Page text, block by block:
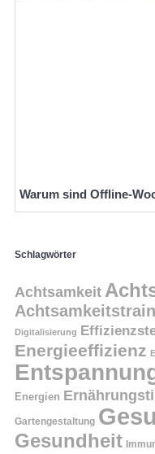
Warum sind Offline-
Schlagwörter
Achtsamkeit
Digitalisierung
Energieeffizienz
Energien
Gartengestaltung
Gesundheit